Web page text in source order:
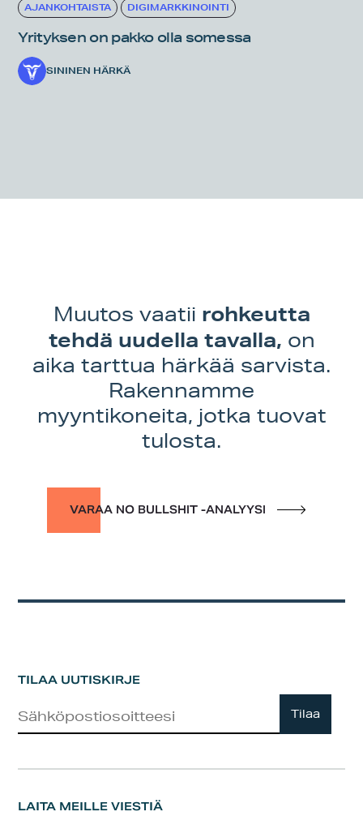
AJANKOHTAISTA DIGIMARKKINOINTI
Yrityksen on pakko olla somessa
SININEN HÄRKÄ
Muutos vaatii rohkeutta
tehdä uudella tavalla, on
aika tarttua härkää sarvista.
Rakennamme
myyntikoneita, jotka tuovat
tulosta.
VARAA NO BULLSHIT -ANALYYSI
TILAA UUTISKIRJE
Tilaa
LAITA MEILLE VIESTIÄ